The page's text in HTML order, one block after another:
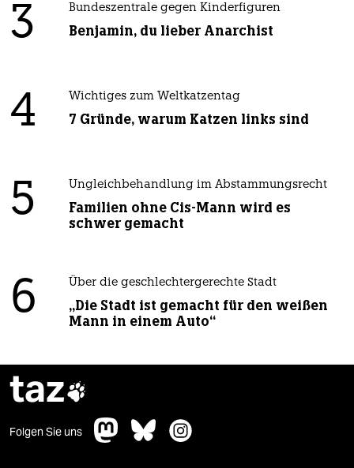
3 Bundeszentrale gegen Kinderfiguren
Benjamin, du lieber Anarchist
4 Wichtiges zum Weltkatzentag
7 Gründe, warum Katzen links sind
5 Ungleichbehandlung im Abstammungsrecht
Familien ohne Cis-Mann wird es
schwer gemacht
6 Über die geschlechtergerechte Stadt
„Die Stadt ist gemacht für den weißen
Mann in einem Auto“
taz
Folgen Sie uns